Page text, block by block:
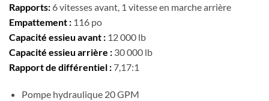
Rapports: 6 vitesses avant, 1 vitesse en marche arrière
Empattement : 116 po
Capacité essieu avant : 12 000 lb
Capacité essieu arrière : 30 000 lb
Rapport de différentiel : 7,17:1
Pompe hydraulique 20 GPM